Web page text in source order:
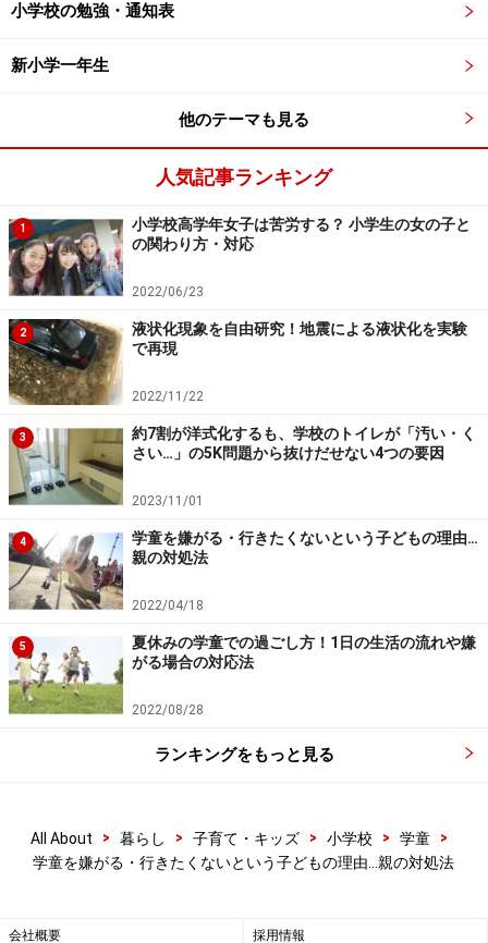
低学年の子供の学童での過ごし方の一例を紹介します。
●14:30ごろ下校。学童の施設に移動する。子供達
は、学童保育に「ただいま」と言って入室するのが基
本。入学したばかりの1年生は、指導員が学校まで子供
達を迎えに行くことも多い。
●15:00ごろ宿題をしたり遊んだりなど、自由な時
間を過ごす。
●15:30ごろ上級生が下校するタイミングでおやつタ
イム。おにぎりや菓子パンなどの補食系、おせんべいや
クッキー、ヨーグルト、ゼリー、果物などのデザート系
など、その内容は施設によりさまざま。
●16:00ごろ外遊びや室内遊びで自由に過ごす。外遊
びはサッカーや縄跳び、一輪車など、室内遊びはコマや
けん玉、トランプ、オセロなど。本を読んだり絵を描い
たりする子も。
●17:00～19:00ごろ帰り支度をして保護者のお迎えを
待つ。公立の学童保育の閉所時間は、17～18時台がほと
んど。延長保育は長くても20時くらいまで。
これをみるとわかる通り、子供たちにとって学童は「第
クスできる場」であることが必要です。
「学童に行きたくない！」その理由5つ
小学校の勉強・通知表
新小学一年生
他のテーマも見る
人気記事ランキング
1
小学校高学年女子は苦労する？ 小学生の女の子と
の関わり方・対応
2022/06/23
2
液状化現象を自由研究！地震による液状化を実験
で再現
2022/11/22
3
約7割が洋式化するも、学校のトイレが「汚い・く
さい…」の5K問題から抜けだせない4つの要因
2023/11/01
4
学童を嫌がる・行きたくないという子どもの理由…
親の対処法
2022/04/18
5
夏休みの学童での過ごし方！1日の生活の流れや嫌
がる場合の対応法
2022/08/28
ランキングをもっと見る
All About > 暮らし > 子育て・キッズ > 小学校 > 学童
>
学童を嫌がる・行きたくないという子どもの理由…親の対処法
会社概要 採用情報